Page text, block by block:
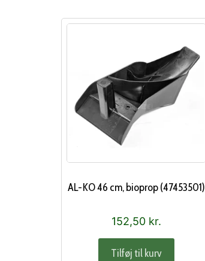
AL-KO 46 cm, bioprop (47453501)
152,50 kr.
Tilføj til kurv